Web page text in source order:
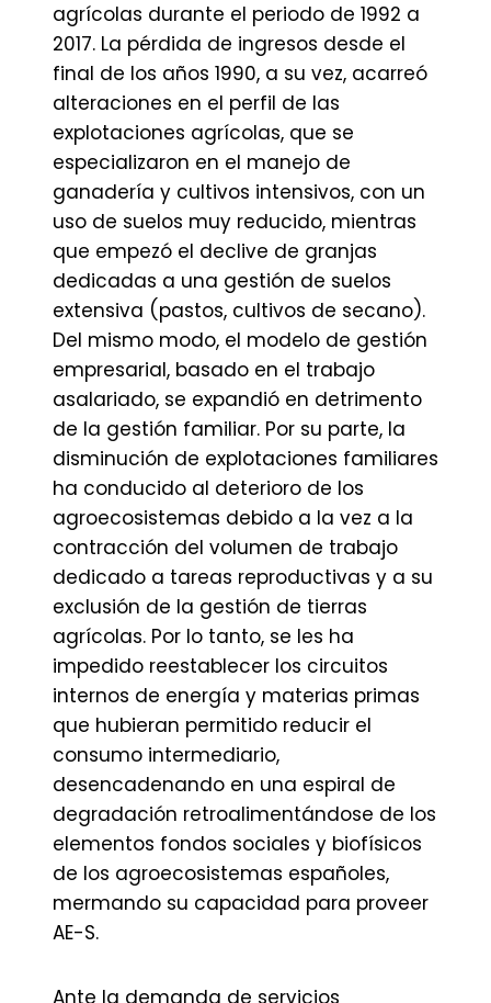
agrícolas durante el periodo de 1992 a
2017. La pérdida de ingresos desde el
final de los años 1990, a su vez, acarreó
alteraciones en el perfil de las
explotaciones agrícolas, que se
especializaron en el manejo de
ganadería y cultivos intensivos, con un
uso de suelos muy reducido, mientras
que empezó el declive de granjas
dedicadas a una gestión de suelos
extensiva (pastos, cultivos de secano).
Del mismo modo, el modelo de gestión
empresarial, basado en el trabajo
asalariado, se expandió en detrimento
de la gestión familiar. Por su parte, la
disminución de explotaciones familiares
ha conducido al deterioro de los
agroecosistemas debido a la vez a la
contracción del volumen de trabajo
dedicado a tareas reproductivas y a su
exclusión de la gestión de tierras
agrícolas. Por lo tanto, se les ha
impedido reestablecer los circuitos
internos de energía y materias primas
que hubieran permitido reducir el
consumo intermediario,
desencadenando en una espiral de
degradación retroalimentándose de los
elementos fondos sociales y biofísicos
de los agroecosistemas españoles,
mermando su capacidad para proveer
AE-S.
Ante la demanda de servicios